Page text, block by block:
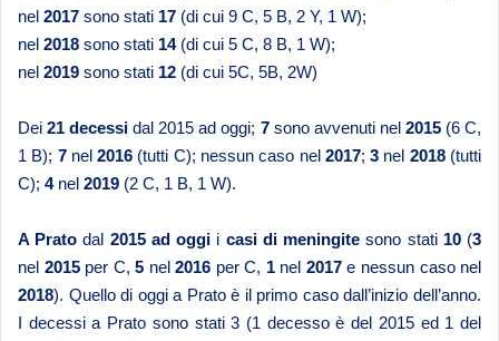
nel 2017 sono stati 17 (di cui 9 C, 5 B, 2 Y, 1 W);
nel 2018 sono stati 14 (di cui 5 C, 8 B, 1 W);
nel 2019 sono stati 12 (di cui 5C, 5B, 2W)
Dei21 decessi dal 2015 ad oggi; 7sono avvenuti nel 2015(6 C,
1 B); 7nel2016 (tutti C); nessun caso nel 2017;3 nel 2018(tutti
C); 4nel 2019 (2 C, 1 B, 1 W).
A Pratodal 2015 ad oggi i casi di meningite sono stati 10(3
nel 2015per C,5 nel2016 per C, 1 nel 2017e nessun caso nel
2018). Quello di oggi a Prato è il primo caso dall’inizio dell’anno.
I decessi a Prato sono stati 3 (1 decesso è del 2015 ed 1 del